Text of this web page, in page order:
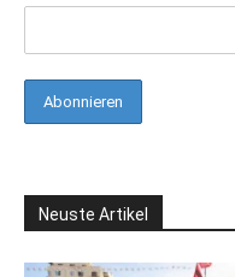
Neuste Artikel